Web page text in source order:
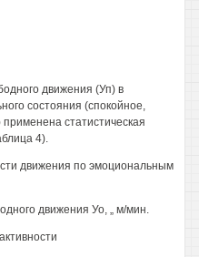
движения (Уп) в
состояния (спокойное,
статистическая
4).
движения по эмоциональным
движения Уо, „ м/мин.